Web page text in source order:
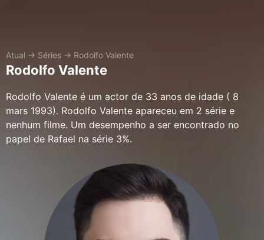
Atual → Séries → Rodolfo Valente
Rodolfo Valente
Rodolfo Valente é um actor de 33 anos de idade ( 8
mars 1993). Rodolfo Valente apareceu em 2 série e
nenhum filme. Um desempenho a ser encontrado no
papel de Rafael na série 3%.